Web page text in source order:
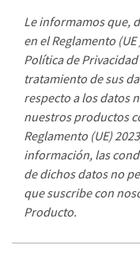
Le informamos que,
en el Reglamento
Política de
tratamiento de sus
respecto a los datos
nuestros productos
Reglamento (UE)
información, las
de dichos datos no
que suscribe con
Producto.